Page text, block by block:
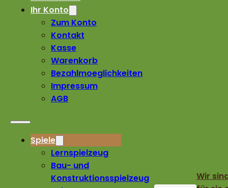
Ihr Konto
Zum Konto
Kontakt
Kasse
Warenkorb
Bezahlmoeglichkeiten
Impressum
AGB
Spiele
Lernspielzeug
Bau- und
Konstruktionsspielzeug
Wir